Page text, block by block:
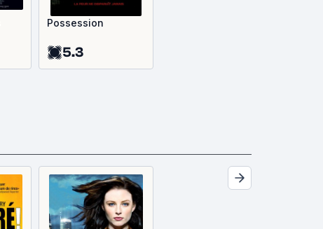
Possession
5.3